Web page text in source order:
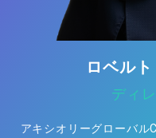
ロベル
ディ
アキシオリーグローバル